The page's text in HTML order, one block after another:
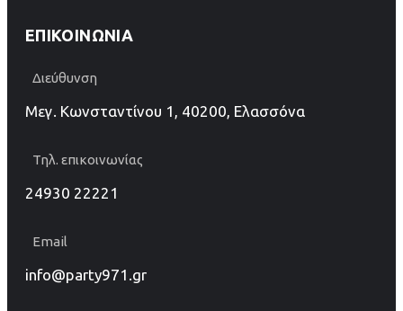
ΕΠΙΚΟΙΝΩΝΊΑ
Διεύθυνση
Μεγ. Κωνσταντίνου 1, 40200, Ελασσόνα
Τηλ. επικοινωνίας
24930 22221
Email
info@party971.gr